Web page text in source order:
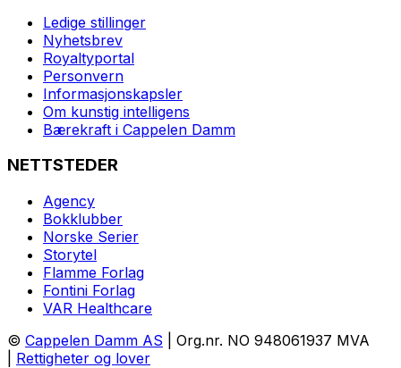
Ledige stillinger
Nyhetsbrev
Royaltyportal
Personvern
Informasjonskapsler
Om kunstig intelligens
Bærekraft i Cappelen Damm
NETTSTEDER
Agency
Bokklubber
Norske Serier
Storytel
Flamme Forlag
Fontini Forlag
VAR Healthcare
© Cappelen Damm AS | Org.nr. NO 948061937 MVA
Rettigheter og lover